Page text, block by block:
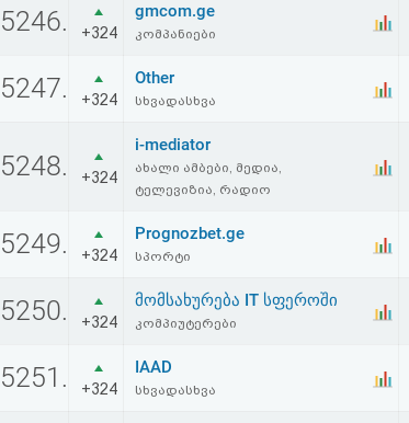
სალიცენზიო
შეთანხმება
პასუხისმგებლობის
უარყოფა
5246. +324
gmcom.ge
კომპანიები
5247. +324
Other
სხვადასხვა
5248. +324
i-mediator
ახალი ამბები, მედია,
ტელევიზია, რადიო
5249. +324
Prognozbet.ge
სპორტი
5250. +324
მომსახურება IT სფეროში
კომპიუტერები
5251. +324
IAAD
სხვადასხვა